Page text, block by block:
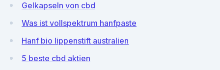
Gelkapseln von cbd
Was ist vollspektrum hanfpaste
Hanf bio lippenstift australien
5 beste cbd aktien